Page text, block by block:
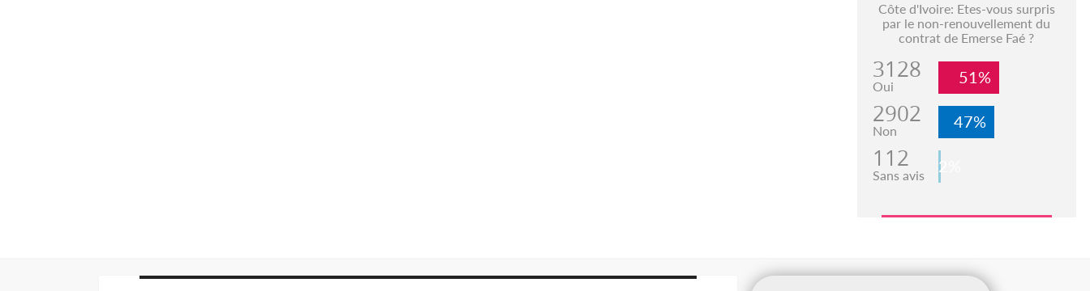
Côte d'Ivoire: Etes-vous surpris
par le non-renouvellement du
contrat de Emerse Faé ?
3128
Oui 51%
2902
Non 47%
112
Sans avis 2%